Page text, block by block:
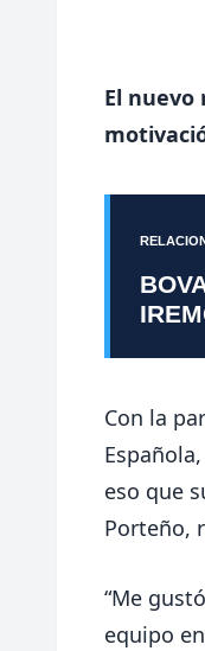
El nuevo
Con la
eso que
Porteño,
“Me
equipo